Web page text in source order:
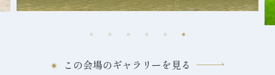
この会場のギャラリーを見る